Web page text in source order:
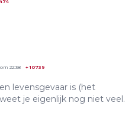
22:38 +10739
levensgevaar is (het
je eigenlijk nog niet veel.